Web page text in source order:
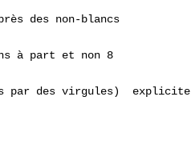
des non-blancs
à part et non 8
par des virgules)  explicite